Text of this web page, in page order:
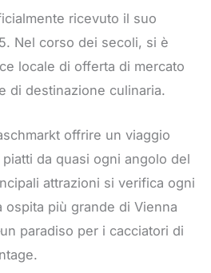
ricevuto il suo
Nel corso dei secoli, si è
locale di offerta di mercato
di destinazione culinaria.
offrire un viaggio
da quasi ogni angolo del
attrazioni si verifica ogni
ospita più grande di Vienna
paradiso per i cacciatori di